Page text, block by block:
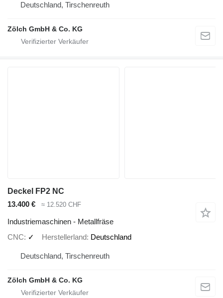
Deutschland, Tirschenreuth
Zölch GmbH & Co. KG
Deckel FP2 NC
13.400 €
≈ 12.520 CHF
Industriemaschinen - Metallfräse
CNC
✓ Herstellerland Deutschland
Deutschland, Tirschenreuth
Zölch GmbH & Co. KG